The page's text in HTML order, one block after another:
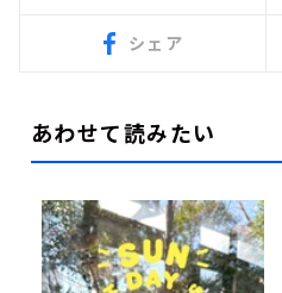
シェア
あわせて読みたい